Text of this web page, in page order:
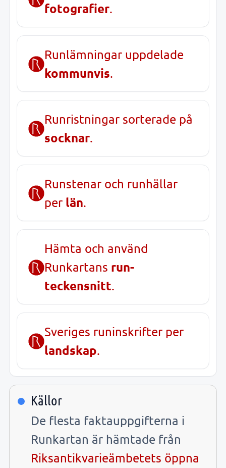
fotografier.
Runlämningar uppdelade
kommunvis.
Runristningar sorterade på
socknar.
Runstenar och runhällar
per län.
Hämta och använd
Runkartans run-
teckensnitt.
Sveriges runinskrifter per
landskap.
Källor
De flesta faktauppgifterna i
Runkartan är hämtade från
Riksantikvarieämbetets öppna